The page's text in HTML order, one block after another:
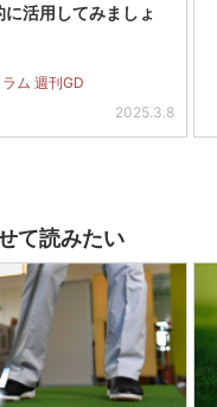
に活用してみましょ
ム 週刊GD
2025.3.8
て読みたい